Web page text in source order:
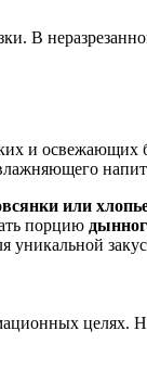
В
и освежающих
или
порцию
целях.